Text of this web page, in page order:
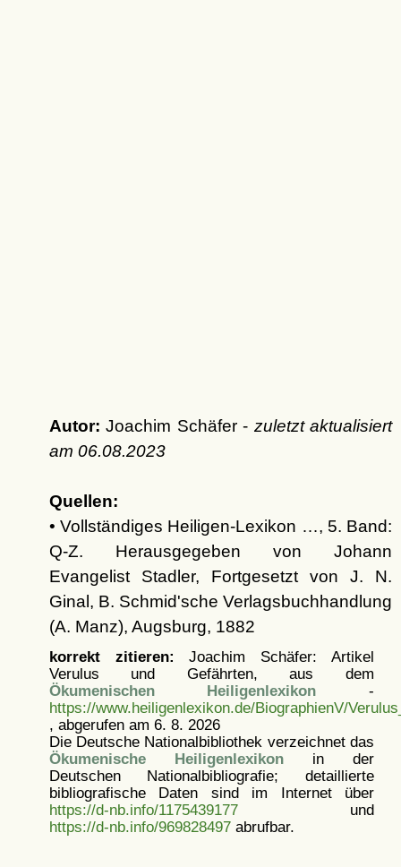
Autor: Joachim Schäfer - zuletzt aktualisiert
am 06.08.2023
Quellen:
• Vollständiges Heiligen-Lexikon …, 5. Band:
Q-Z. Herausgegeben von Johann
Evangelist Stadler, Fortgesetzt von J. N.
Ginal, B. Schmid'sche Verlagsbuchhandlung
(A. Manz), Augsburg, 1882
korrekt zitieren: Joachim Schäfer: Artikel
Verulus und Gefährten, aus dem
Ökumenischen Heiligenlexikon -
https://www.heiligenlexikon.de/BiographienV/
, abgerufen am 6. 8. 2026
Die Deutsche Nationalbibliothek verzeichnet das
Ökumenische Heiligenlexikonin der
Deutschen Nationalbibliografie; detaillierte
bibliografische Daten sind im Internet über
https://d-nb.info/1175439177und
https://d-nb.info/969828497abrufbar.